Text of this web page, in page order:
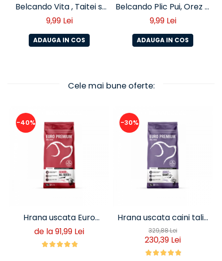
Belcando Vita , Taitei si
Dovlecei 125 gr
9,99 Lei
ADAUGA IN COS
Belcando Plic Pui, Orez si
Morcov 125 gr
9,99 Lei
ADAUGA IN COS
Cele mai bune oferte:
-40%
Hrana uscata Euro
Premium Senior Miel si
Orez
de la 91,99 Lei
-30%
Hrana uscata caini talie
foarte mare Euro
Premium Giant Adult pui
si orez 15 Kg
329,88 Lei
230,39 Lei